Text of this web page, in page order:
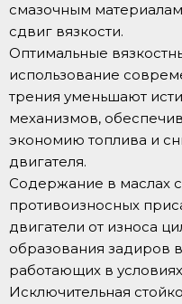
смазочным
сдвиг вязкости.
Оптимальные
использование
трения уменьшают
механизмов,
экономию топлива и
двигателя.
Содержание в маслах
противоизносных
двигатели от износа
образования задиров
работающих в
Исключительная